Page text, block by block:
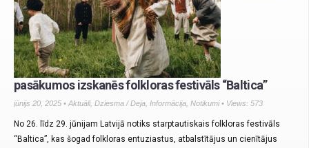
pasākumos izskanēs folkloras festivāls “Baltica”
jūnijs 20, 2025 • Aktuāli, Dziesma / Deja Informācija Notikumi• Views: 573
No 26. līdz 29. jūnijam Latvijā notiks starptautiskais folkloras festivāls
“Baltica”, kas šogad folkloras entuziastus, atbalstītājus un cienītājus